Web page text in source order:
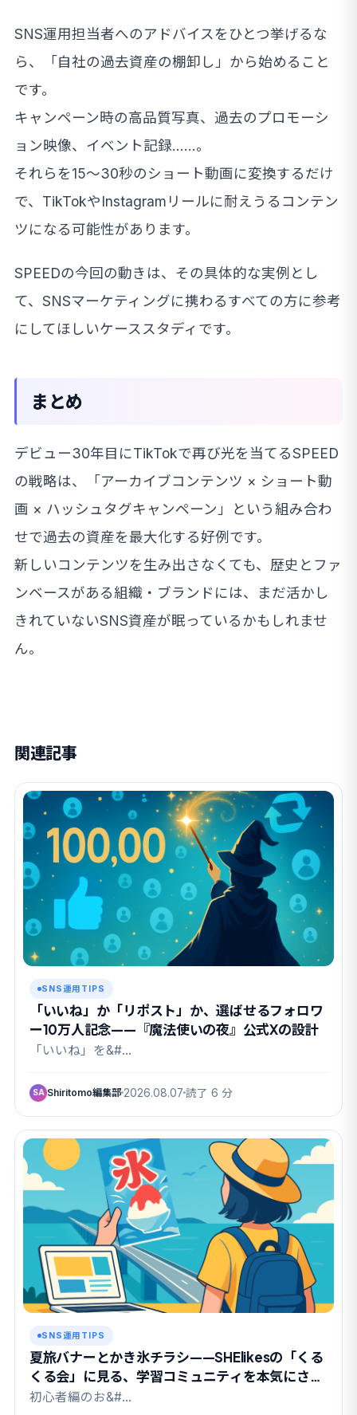
SNS運用担当者へのアドバイスをひとつ挙げるな
ら、「自社の過去資産の棚卸し」から始めること
です。
キャンペーン時の高品質写真、過去のプロモーシ
ョン映像、イベント記録……。
それらを15〜30秒のショート動画に変換するだけ
で、TikTokやInstagramリールに耐えうるコンテン
ツになる可能性があります。
SPEEDの今回の動きは、その具体的な実例とし
て、SNSマーケティングに携わるすべての方に参考
にしてほしいケーススタディです。
まとめ
デビュー30年目にTikTokで再び光を当てるSPEED
の戦略は、「アーカイブコンテンツ × ショート動
画 × ハッシュタグキャンペーン」という組み合わ
せで過去の資産を最大化する好例です。
新しいコンテンツを生み出さなくても、歴史とファ
ンベースがある組織・ブランドには、まだ活かし
きれていないSNS資産が眠っているかもしれませ
ん。
関連記事
SNS運用TIPS
「いいね」か「リポスト」か、選ばせるフォロワ
ー10万人記念——『魔法使いの夜』公式Xの設計
「いいね」を&#…
SA Shiritomo編集部 2026.08.07 読了 6 分
SNS運用TIPS
夏旅バナーとかき氷チラシ——SHElikesの「くる
くる会」に見る、学習コミュニティを本気にさせ
る課題設計
初心者編のお&#…